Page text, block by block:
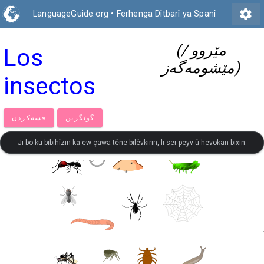
LanguageGuide.org • Ferhenga Dîtbarî ya Spanî settings
Los
insectos
(مێروو /
مێشومەگەز)
قسەكردن گوێگرتن
Ji bo ku bibihîzin ka ew çawa têne bilêvkirin, li ser peyv û hevokan bixin.